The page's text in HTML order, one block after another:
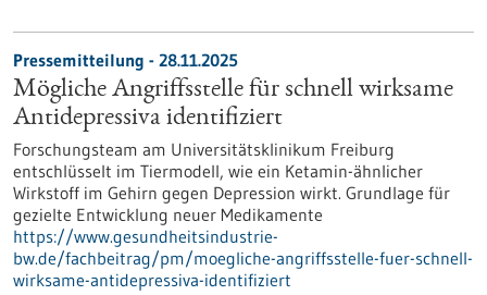
Pressemitteilung - 28.11.2025
Mögliche Angriffsstelle für schnell wirksame
Antidepressiva identifiziert
Forschungsteam am Universitätsklinikum Freiburg
entschlüsselt im Tiermodell, wie ein Ketamin-ähnlicher
Wirkstoff im Gehirn gegen Depression wirkt. Grundlage für
gezielte Entwicklung neuer Medikamente
https://www.gesundheitsindustrie-
bw.de/fachbeitrag/pm/moegliche-angriffsstelle-fuer-schnell-
wirksame-antidepressiva-identifiziert